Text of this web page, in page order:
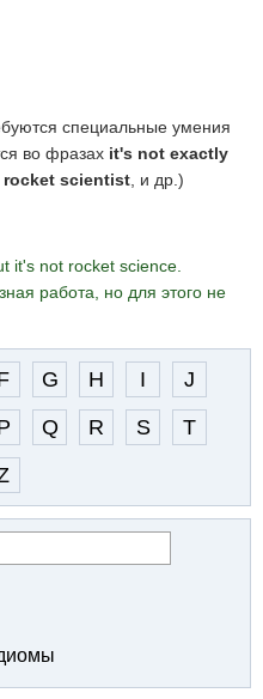
специальные умения
во фразах it's not exactly
rocket scientist, и др.)
it's not rocket science.
работа, но для этого не
G H I
J
Q R S
T